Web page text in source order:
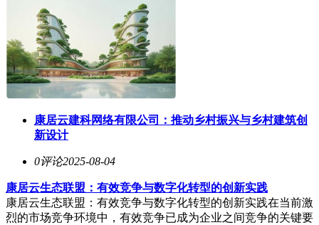
康居云建科网络有限公司：推动乡村振兴与乡村建筑创
新设计
0评论2025-08-04
康居云生态联盟：有效竞争与数字化转型的创新实践
康居云生态联盟：有效竞争与数字化转型的创新实践在当前激
烈的市场竞争环境中，有效竞争已成为企业之间竞争的关键要